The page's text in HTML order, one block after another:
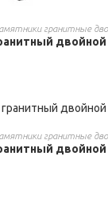
гранитные
двойной
гранитные
двойной